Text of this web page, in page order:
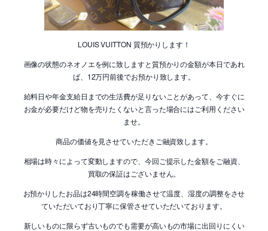
LOUIS VUITTON 質預かりします！
画像の状態のネオノエを例に致しますと質預かりの金額が本日であれ
ば、12万円前後でお預かり致します。
給料日や年金支給日までの生活費が足りないことがあって、今すぐに
お金が必要だけど物を売りたくないと言った場合にはご利用ください
ませ。
商品の価値を見させていただきご融資致します。
相場は時々によって変動しますので、今回ご提示した金額をご融資、
買取の保証はございません。
お預かりしたお品は24時間空調を稼働させて温度、湿度の調整をさせ
ていただいており丁寧に保管させていただいております。
新しいものに限らず古いものでも需要が高いもの市場に出回りにくい